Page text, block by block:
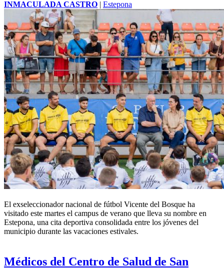
INMACULADA CASTRO | Estepona
El exseleccionador nacional de fútbol Vicente del Bosque ha
visitado este martes el campus de verano que lleva su nombre en
Estepona, una cita deportiva consolidada entre los jóvenes del
municipio durante las vacaciones estivales.
Médicos del Centro de Salud de San